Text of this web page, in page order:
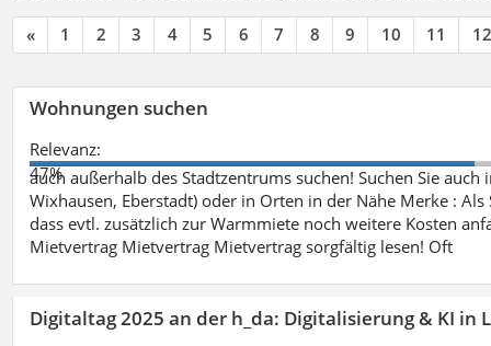
« 1 2 3 4 5 6 7 8 9 10 11 12
Wohnungen suchen
Relevanz:
47%
auch außerhalb des Stadtzentrums suchen! Suchen Sie
Wixhausen, Eberstadt) oder in Orten in der Nähe Merke :
dass evtl. zusätzlich zur Warmmiete noch weitere Kosten
Mietvertrag Mietvertrag Mietvertrag sorgfältig lesen! Oft
Digitaltag 2025 an der h_da: Digitalisierung & KI in